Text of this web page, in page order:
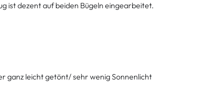
ist dezent auf beiden Bügeln eingearbeitet.
ganz leicht getönt/ sehr wenig Sonnenlicht